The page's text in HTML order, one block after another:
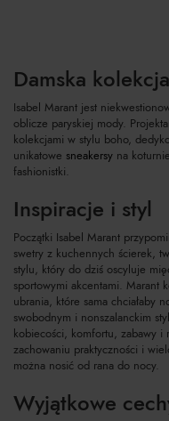
Damska
Isabel Marant jest
oblicze paryskiej mody.
kolekcjami w stylu boho,
unikatowe sneakersy na
fashionistki.
Inspiracje i styl
Początki Isabel Marant
swetry z kuchennych ścierek,
stylu, który do dziś oscyluje
sportowymi akcentami. Marant
ubrania, które sama chciałaby
swobodnym i nonszalanckim
kobiecości, komfortu, zabawy i
zachowaniu praktyczności i
można nosić od rana do nocy.
Wyjątkowe